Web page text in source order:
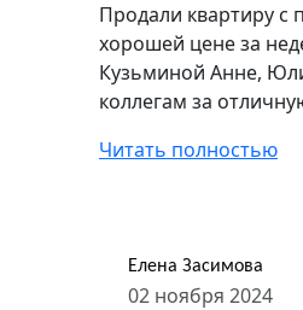
Продали квартиру с
хорошей цене за
Кузьминой Анне,
коллегам за
Читать полностью
Елена Засимова
02 ноября 2024